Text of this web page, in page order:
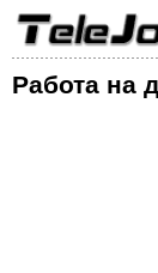
Работа на